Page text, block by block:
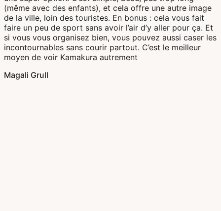
(même avec des enfants), et cela offre une autre image
de la ville, loin des touristes. En bonus : cela vous fait
faire un peu de sport sans avoir l’air d’y aller pour ça. Et
si vous vous organisez bien, vous pouvez aussi caser les
incontournables sans courir partout. C’est le meilleur
moyen de voir Kamakura autrement
Magali Grull